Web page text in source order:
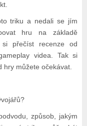
triku a nedali se jím
hru na základě
si přečíst recenze od
videa. Tak si
můžete očekávat.
způsob, jakým